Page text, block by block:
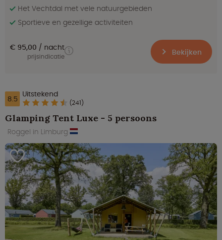
Het Vechtdal met vele natuurgebieden
Sportieve en gezellige activiteiten
€ 95,00 nacht
prijsindicatie Bekijken
8.5 Uitstekend
(241)
Glamping Tent Luxe - 5 persoons
Roggel in Limburg